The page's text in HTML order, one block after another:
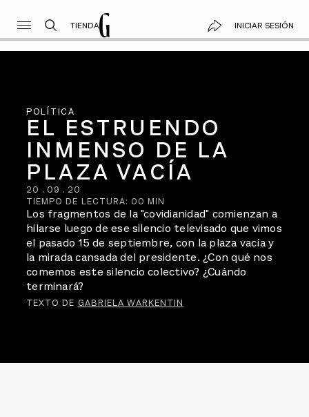
TIENDA INICIAR SESIÓN
POLÍTICA
EL ESTRUENDO
INMENSO DE LA
PLAZA VACÍA
20 . 09 . 20
TIEMPO DE LECTURA: 00 MIN
Los fragmentos de la "covidianidad" comienzan a
hilarse luego de ese silencio televisado que vimos
el pasado 15 de septiembre, con la plaza vacía y
la mirada cansada del presidente. ¿Con qué nos
comemos este silencio colectivo? ¿Cuándo
terminará?
TEXTO DE GABRIELA WARKENTIN